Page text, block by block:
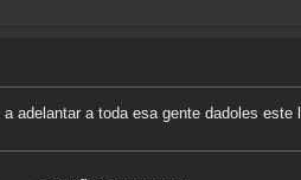
adelantar a toda esa gente dadoles este